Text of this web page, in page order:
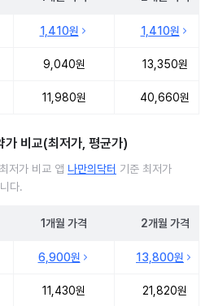
1,410원 1,410원
9,040원 13,350원
11,980원 40,660원
가 비교(최저가, 평균가)
저가 비교 앱 나만의닥터 기준 최저가
다.
1개월 가격 2개월 가격
6,900원 13,800원
11,430원 21,820원